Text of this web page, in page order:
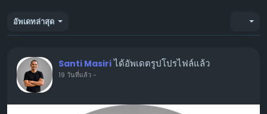
อัพเดทล่าสุด
Santi Masiri ได้อัพเดตรูปโปรไฟล์แล้ว
19 วันที่แล้ว-